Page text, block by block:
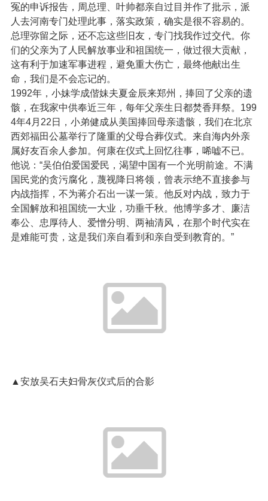
冤的申诉报告，周总理、叶帅都亲自过目并作了批示，派
人去河南专门处理此事，落实政策，确实是很不容易的。
总理弥留之际，还不忘这些旧友，专门找我作过交代。你
们的父亲为了人民解放事业和祖国统一，做过很大贡献，
这有利于加速军事进程，避免重大伤亡，最终他献出生
命，我们是不会忘记的。
1992年，小妹学成偕妹夫夏金辰来郑州，捧回了父亲的遗
骸，在我家中供奉近三年，每年父亲生日都焚香拜祭。199
4年4月22日，小弟健成从美国捧回母亲遗骸，我们在北京
西郊福田公墓举行了隆重的父母合葬仪式。来自海内外亲
属好友百余人参加。何康在仪式上回忆往事，唏嘘不已。
他说：“吴伯伯爱国爱民，渴望中国有一个光明前途。不满
国民党的贪污腐化，蔑视降日将领，曾表示绝不直接参与
内战指挥，不为蒋介石出一谋一策。他反对内战，致力于
全国解放和祖国统一大业，功垂千秋。他博学多才、廉洁
奉公、忠厚待人、爱憎分明、两袖清风，在那个时代实在
是难能可贵，这是我们亲自看到和亲自受到教育的。”
▲安放吴石夫妇骨灰仪式后的合影